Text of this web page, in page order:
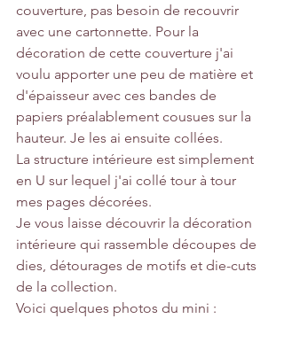
couverture, pas besoin de recouvrir
avec une cartonnette. Pour la
décoration de cette couverture j'ai
voulu apporter une peu de matière et
d'épaisseur avec ces bandes de
papiers préalablement cousues sur la
hauteur. Je les ai ensuite collées.
La structure intérieure est simplement
en U sur lequel j'ai collé tour à tour
mes pages décorées.
Je vous laisse découvrir la décoration
intérieure qui rassemble découpes de
dies, détourages de motifs et die-cuts
de la collection.
Voici quelques photos du mini :